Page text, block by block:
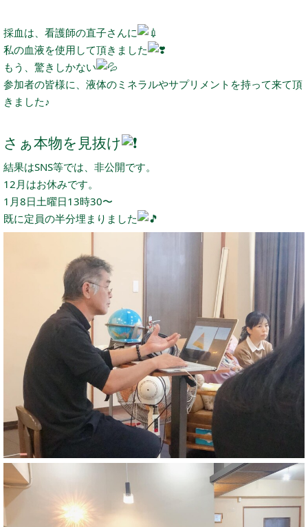
採血は、看護師の直子さんに
私の血液を使用して頂きました
もう、驚きしかない
参加者の皆様に、液体のミネラルやサプリメントを持って来て頂
きました♪
さぁ本物を見抜け
結果はSNS等では、非公開です。
12月はお休みです。
1月8日土曜日13時30〜
既に定員の半分埋まりました